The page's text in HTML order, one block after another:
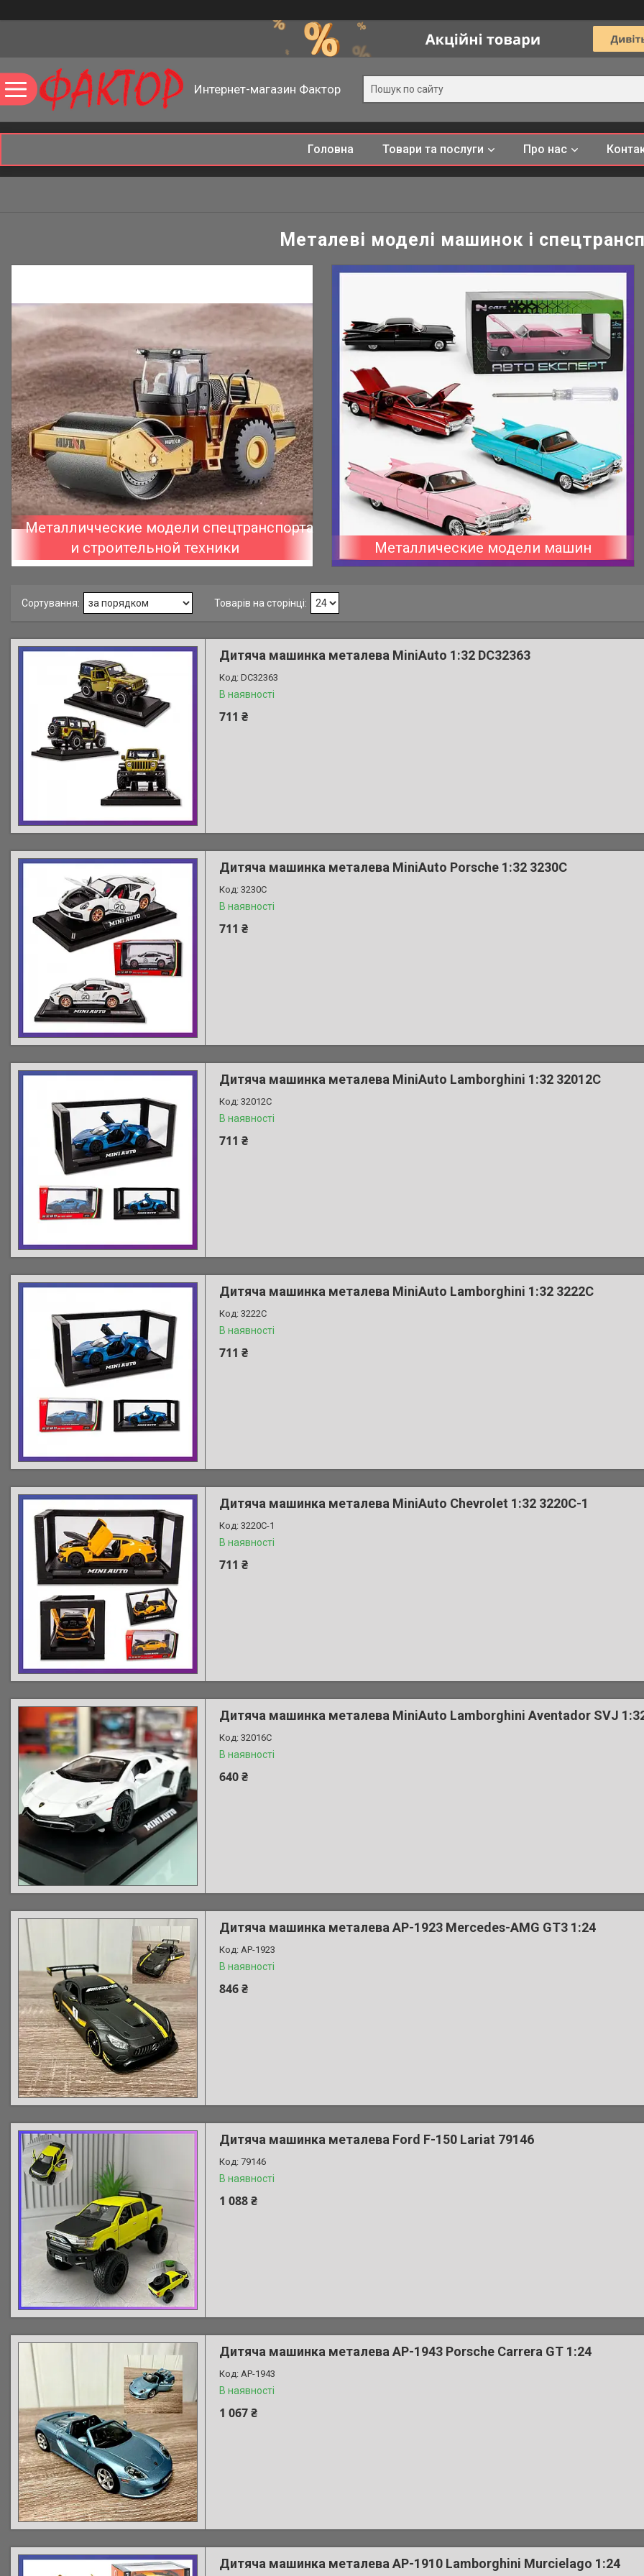
Интернет-магазин Фактор
Головна Товари та послуги Про нас
Металеві моделі машинок і
Металличческие модели спецтранспорта
и строительной техники
Металлические модели машин
Дитяча машинка металева MiniAuto 1:32 DC32363
DC32363
В наявності
711 ₴
Дитяча машинка металева MiniAuto Porsche 1:32 3230C
3230C
В наявності
711 ₴
Дитяча машинка металева MiniAuto Lamborghini 1:32 32012C
32012C
В наявності
711 ₴
Дитяча машинка металева MiniAuto Lamborghini 1:32 3222C
3222C
В наявності
711 ₴
Дитяча машинка металева MiniAuto Chevrolet 1:32 3220C-1
3220C-1
В наявності
711 ₴
Дитяча машинка металева MiniAuto Lamborghini Aventador SVJ
32016C
В наявності
640 ₴
Дитяча машинка металева AP-1923 Mercedes-AMG GT3 1:24
AP-1923
В наявності
846 ₴
Дитяча машинка металева Ford F-150 Lariat 79146
79146
В наявності
1 088 ₴
Дитяча машинка металева AP-1943 Porsche Carrera GT 1:24
AP-1943
В наявності
1 067 ₴
Дитяча машинка металева AP-1910 Lamborghini Murcielago 1:24